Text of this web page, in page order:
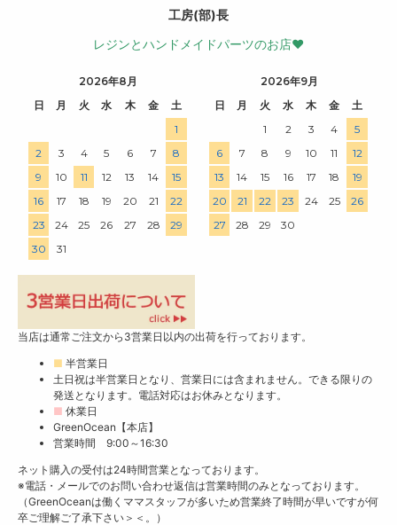
工房(部)長
レジンとハンドメイドパーツのお店♥
2026年8月
日
月 火 水 木 金
土
1
2
3 4 5 6 7
8
9
10 11 12 13 14
15
16
17 18 19 20 21
22
23
24 25 26 27 28
29
30
31
2026年9月
日
月 火 水 木 金
土
1
2 3 4
5
6
7 8 9 10 11
12
13
14 15 16 17 18
19
20
21 22 23 24 25
26
27
28 29 30
当店は通常ご注文から3営業日以内の出荷を行っております。
■ 半営業日
土日祝は半営業日となり、営業日には含まれません。できる限りの
発送となります。電話対応はお休みとなります。
■ 休業日
GreenOcean【本店】
営業時間 9:00～16:30
ネット購入の受付は24時間営業となっております。
※電話・メールでのお問い合わせ返信は営業時間のみとなっております。
（GreenOceanは働くママスタッフが多いため営業終了時間が早いですが何
卒ご理解ご了承下さい＞＜。）